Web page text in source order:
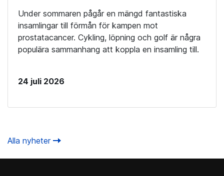
Under sommaren pågår en mängd fantastiska
insamlingar till förmån för kampen mot
prostatacancer. Cykling, löpning och golf är några
populära sammanhang att koppla en insamling till.
24 juli 2026
Alla nyheter